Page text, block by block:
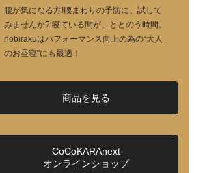
腰が気になる方!腰まわりの予防に、試して
みませんか? 寝ている間が、ととのう時間。
nobirakuはパフォーマンス向上の為の“大人
のお昼寝”にも最適！
商品を見る
CoCoKARAnext
オンラインショップ